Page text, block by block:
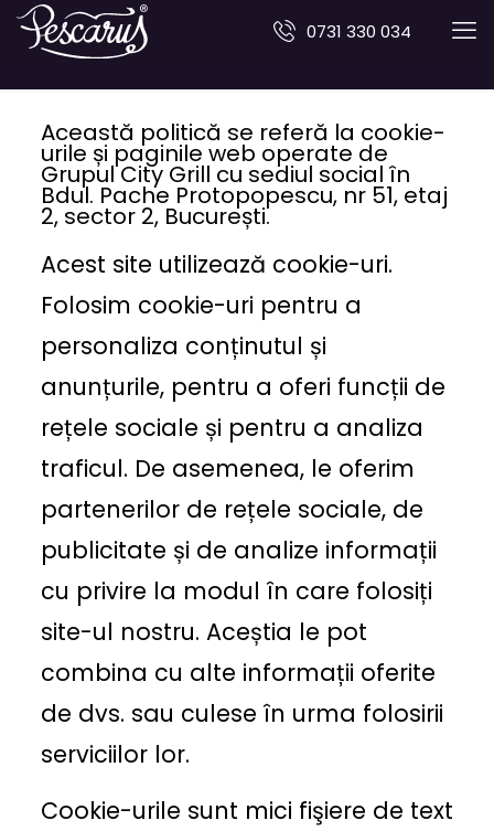
0731 330 034
Cookies
Această politică se referă la cookie-
urile și paginile web operate de
Grupul City Grill cu sediul social în
Bdul. Pache Protopopescu, nr 51, etaj
2, sector 2, București.
Acest site utilizează cookie-uri.
Folosim cookie-uri pentru a
personaliza conținutul și
anunțurile, pentru a oferi funcții de
rețele sociale și pentru a analiza
traficul. De asemenea, le oferim
partenerilor de rețele sociale, de
publicitate și de analize informații
cu privire la modul în care folosiți
site-ul nostru. Aceștia le pot
combina cu alte informații oferite
de dvs. sau culese în urma folosirii
serviciilor lor.
Cookie-urile sunt mici fişiere de text